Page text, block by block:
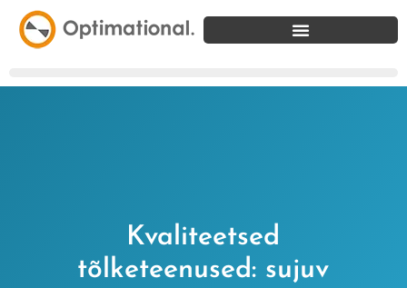
Kvaliteetsed
tõlketeenused: sujuv